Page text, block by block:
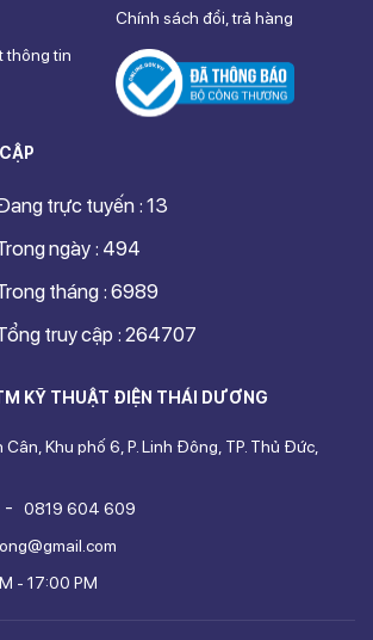
KỸ THUẬT ĐIỆN THÁI DƯƠNG
Cân, Khu phố 6, P. Linh Đông, TP. Thủ Đức,
-
0819 604 609
- 17:00 PM
thông tin
Chính sách đổi, trả hàng
ngày : 494
tháng : 6989
truy cập : 264707
trực tuyến : 13